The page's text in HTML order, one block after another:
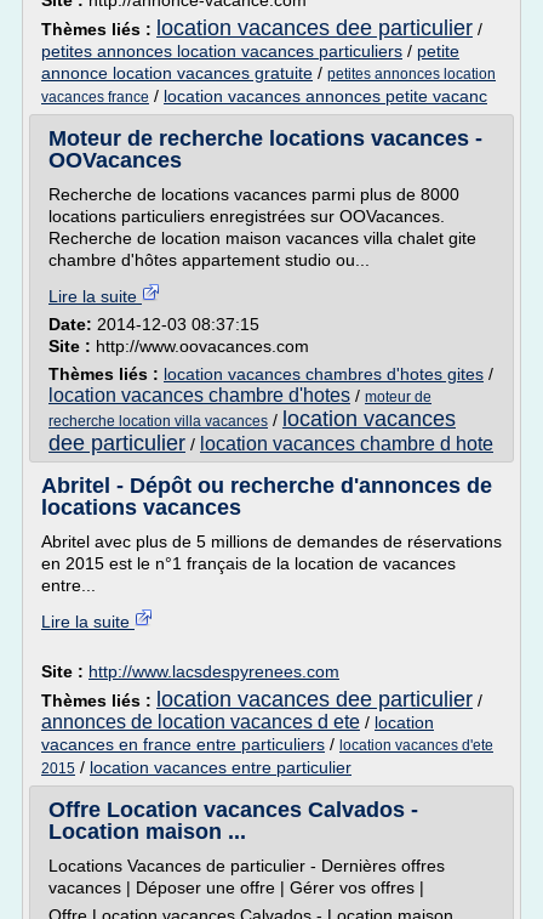
Thèmes liés : location vacances dee particulier /
petites annonces location vacances particuliers / petite
annonce location vacances gratuite / petites annonces location
vacances france / location vacances annonces petite vacanc
Moteur de recherche locations vacances -
OOVacances
Recherche de locations vacances parmi plus de 8000
locations particuliers enregistrées sur OOVacances.
Recherche de location maison vacances villa chalet gite
chambre d'hôtes appartement studio ou...
Lire la suite
Date: 2014-12-03 08:37:15
Site : http://www.oovacances.com
Thèmes liés : location vacances chambres d'hotes gites /
location vacances chambre d'hotes / moteur de
recherche location villa vacances / location vacances
dee particulier / location vacances chambre d hote
Abritel - Dépôt ou recherche d'annonces de
locations vacances
Abritel avec plus de 5 millions de demandes de réservations
en 2015 est le n°1 français de la location de vacances
entre...
Lire la suite
Site : http://www.lacsdespyrenees.com
Thèmes liés : location vacances dee particulier /
annonces de location vacances d ete / location
vacances en france entre particuliers / location vacances d'ete
2015 / location vacances entre particulier
Offre Location vacances Calvados -
Location maison ...
Locations Vacances de particulier - Dernières offres
vacances | Déposer une offre | Gérer vos offres |